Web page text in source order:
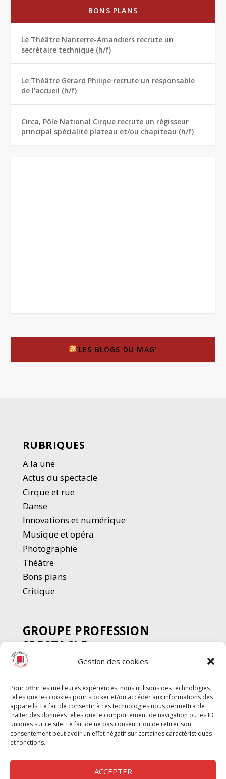
Gestion des cookies
Pour offrir les meilleures expériences, nous utilisons des technologies
telles que les cookies pour stocker et/ou accéder aux informations des
appareils. Le fait de consentir à ces technologies nous permettra de
traiter des données telles que le comportement de navigation ou les ID
uniques sur ce site. Le fait de ne pas consentir ou de retirer son
consentement peut avoir un effet négatif sur certaines caractéristiques
et fonctions.
ACCEPTER
BONS PLANS
Le Théâtre Nanterre-Amandiers recrute un
secrétaire technique (h/f)
Le Théâtre Gérard Philipe recrute un responsable
de l’accueil (h/f)
Circa, Pôle National Cirque recrute un régisseur
principal spécialité plateau et/ou chapiteau (h/f)
LES BLOGS DU MAG’
RUBRIQUES
A la une
Actus du spectacle
Cirque et rue
Danse
Innovations et numérique
Musique et opéra
Photographie
Théâtre
Bons plans
Critique
GROUPE PROFESSION
SPECTACLE
Chèque Intermittents
Chèque Compta
Chèque Emploi Spectacle
G-Pods
Profession Audio-visuel